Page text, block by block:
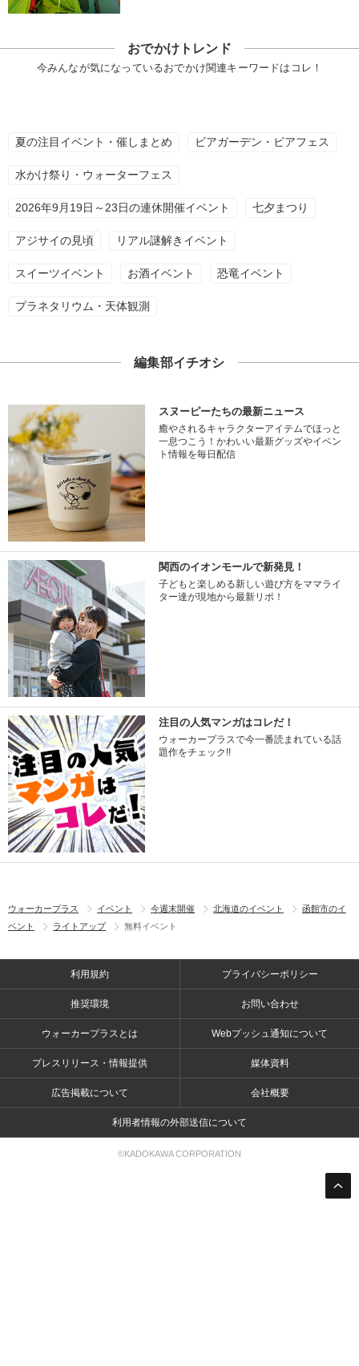
おでかけトレンド
今みんなが気になっているおでかけ関連キーワードはコレ！
夏の注目イベント・催しまとめ ビアガーデン・ビアフェス
水かけ祭り・ウォーターフェス
2026年9月19日～23日の連休開催イベント 七夕まつり
アジサイの見頃 リアル謎解きイベント
スイーツイベント お酒イベント 恐竜イベント
プラネタリウム・天体観測
編集部イチオシ
スヌーピーたちの最新ニュース
癒やされるキャラクターアイテムでほっと
一息つこう！かわいい最新グッズやイベン
ト情報を毎日配信
関西のイオンモールで新発見！
子どもと楽しめる新しい遊び方をママライ
ター達が現地から最新リポ！
注目の人気マンガはコレだ！
ウォーカープラスで今一番読まれている話
題作をチェック!!
ウォーカープラス イベント 今週末開催 北海道のイベント
函館市のイ
ベント
ライトアップ 無料イベント
利用規約 プライバシーポリシー
推奨環境 お問い合わせ
ウォーカープラスとは Webプッシュ通知について
プレスリリース・情報提供 媒体資料
広告掲載について 会社概要
利用者情報の外部送信について
©KADOKAWA CORPORATION